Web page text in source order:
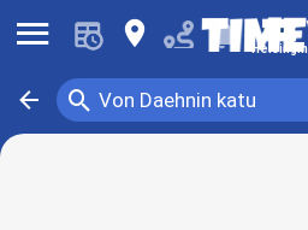
󰍜 󰍎 󰂚 Helsingin
󰁍 Von Daehnin katu
󰍉